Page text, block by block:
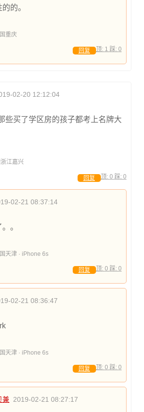
的。
重庆
顶: 1 踩: 0
回复
02-20 12:12:04
些买了学区房的孩子都考上名牌大
江嘉兴
顶: 0 踩: 0
回复
02-21 08:37:14
。
天津 · iPhone 6s
顶: 0 踩: 0
回复
02-21 08:36:47
天津 · iPhone 6s
顶: 0 踩: 0
回复
兼 2019-02-21 08:27:17